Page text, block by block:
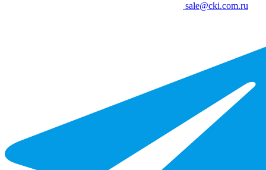
sale@cki.com.ru